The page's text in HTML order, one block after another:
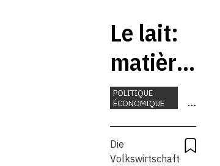
Le lait:
matière
première
de la
Suisse
POLITIQUE
ÉCONOMIQUE
PREMIÈRES
Die
Volkswirtschaft